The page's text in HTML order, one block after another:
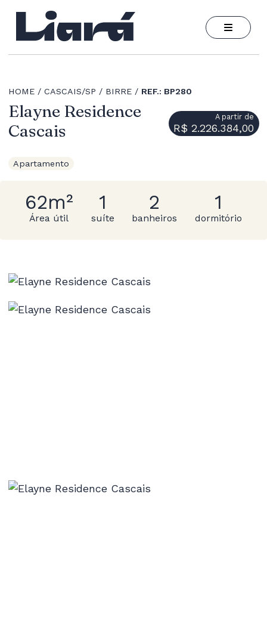
HOME CASCAIS/SP BIRRE REF.: BP280
Elayne Residence
Cascais
A partir de
R$ 2.226.384,00
Apartamento
62m²
Área útil
1
suíte
2
banheiros
1
dormitório